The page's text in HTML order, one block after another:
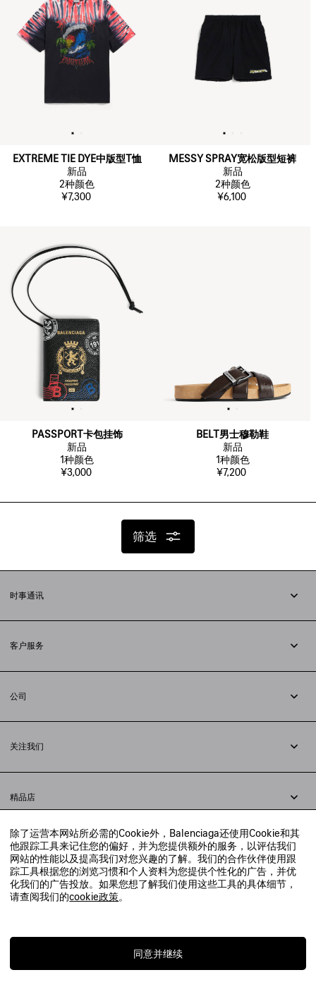
除了运营本网站所必需的Cookie外，Balenciaga还使用Cookie和其
他跟踪工具来记住您的偏好，并为您提供额外的服务，以评估我们
网站的性能以及提高我们对您兴趣的了解。我们的合作伙伴使用跟
踪工具根据您的浏览习惯和个人资料为您提供个性化的广告，并优
化我们的广告投放。如果您想了解我们使用这些工具的具体细节，
请查阅我们的cookie政策。
同意并继续
EXTREME TIE DYE中版型T恤
新品
2种颜色
¥7,300
MESSY SPRAY宽松版型短裤
新品
2种颜色
¥6,100
PASSPORT卡包挂饰
新品
1种颜色
¥3,000
BELT男士穆勒鞋
新品
1种颜色
¥7,200
筛选
时事通讯
客户服务
配送方式
支付
常见问题解答
公司
法律问题
联合国世界粮食计划署
举报平台
关注我们
小红书
精品店
寻找附近的精品店
实时聊天客服
发送邮件
我们将在24小时内给予回复
联系我们：400-610-6018
© 2020 巴黎世家贸易（上海）有限公司
上海工商行政管理